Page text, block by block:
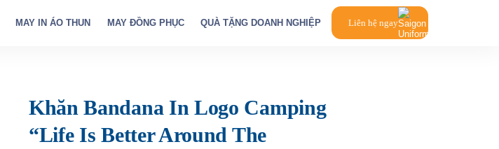
MAY IN ÁO THUN MAY ĐỒNG PHỤC QUÀ TẶNG DOANH NGHIỆP Liên hệ ngay
Khăn Bandana In Logo Camping
“Life Is Better Around The